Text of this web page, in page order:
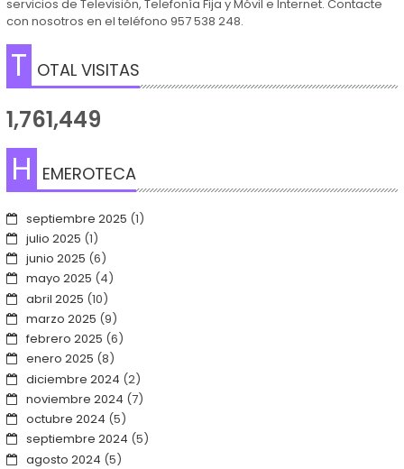
servicios de Televisión, Telefonía Fija y Móvil e Internet. Contacte
con nosotros en el teléfono 957 538 248.
T OTAL VISITAS
1,761,449
H EMEROTECA
septiembre 2025 (1)
julio 2025 (1)
junio 2025 (6)
mayo 2025 (4)
abril 2025 (10)
marzo 2025 (9)
febrero 2025 (6)
enero 2025 (8)
diciembre 2024 (2)
noviembre 2024 (7)
octubre 2024 (5)
septiembre 2024 (5)
agosto 2024 (5)